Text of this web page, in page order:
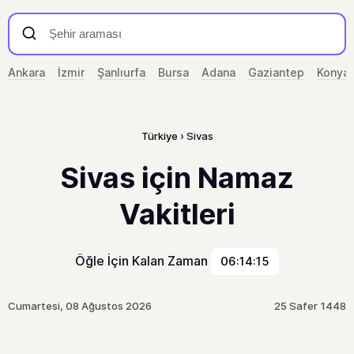
Ankara İzmir Şanlıurfa Bursa Adana Gaziantep Konya
Türkiye Sivas
Sivas için Namaz
Vakitleri
Öğle İçin Kalan Zaman 06:14:15
Cumartesi, 08 Ağustos 2026 25 Safer 1448